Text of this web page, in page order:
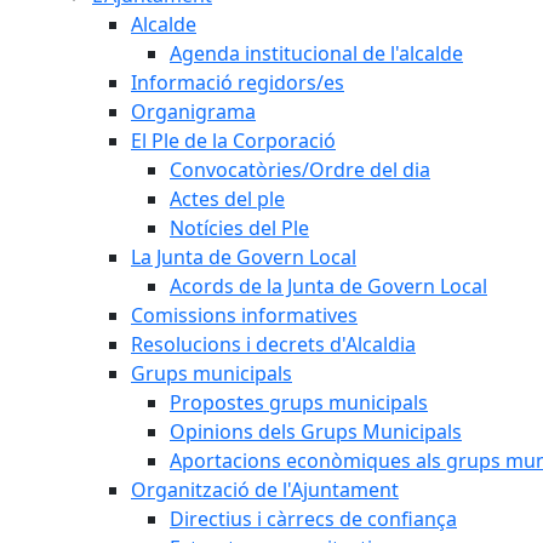
Alcalde
Agenda institucional de l'alcalde
Informació regidors/es
Organigrama
El Ple de la Corporació
Convocatòries/Ordre del dia
Actes del ple
Notícies del Ple
La Junta de Govern Local
Acords de la Junta de Govern Local
Comissions informatives
Resolucions i decrets d'Alcaldia
Grups municipals
Propostes grups municipals
Opinions dels Grups Municipals
Aportacions econòmiques als grups
Organització de l'Ajuntament
Directius i càrrecs de confiança